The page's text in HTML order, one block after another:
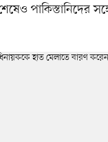
পাকিস্তানিদের